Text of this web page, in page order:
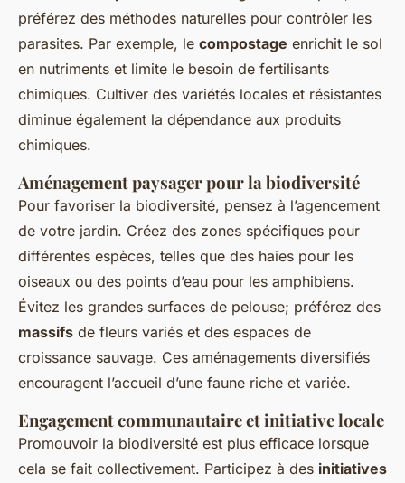
préférez des méthodes naturelles pour contrôler les
parasites. Par exemple, le compostage enrichit le sol
en nutriments et limite le besoin de fertilisants
chimiques. Cultiver des variétés locales et résistantes
diminue également la dépendance aux produits
chimiques.
Aménagement paysager pour la biodiversité
Pour favoriser la biodiversité, pensez à l’agencement
de votre jardin. Créez des zones spécifiques pour
différentes espèces, telles que des haies pour les
oiseaux ou des points d’eau pour les amphibiens.
Évitez les grandes surfaces de pelouse; préférez des
massifs de fleurs variés et des espaces de
croissance sauvage. Ces aménagements diversifiés
encouragent l’accueil d’une faune riche et variée.
Engagement communautaire et initiative locale
Promouvoir la biodiversité est plus efficace lorsque
cela se fait collectivement. Participez à des initiatives